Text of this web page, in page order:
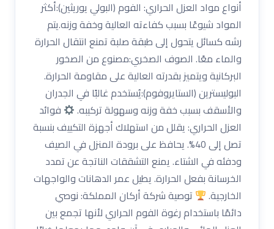
أنواع مواد العزل الحراري: الفوم (البولي يوريثين):أكثر
المواد شيوعًا بسبب كفاءته العالية وخفة وزنه.يتم
رشه كسائل يتحول إلى طبقة صلبة تمنع انتقال الحرارة
والماء معًا. الصوف الصخري:مصنوع من الصخور
البركانية ويتميز بقدرته العالية على مقاومة الحرارة.
البوليسترين (الستايروفوم):يُستخدم غالبًا في الجدران
والأسقف بسبب خفة وزنه وسهولة تركيبه.
فوائد
العزل الحراري: يقلل من استهلاك أجهزة التكييف بنسبة
تصل إلى 40%. يحافظ على برودة المنزل في الصيف
ودفئه في الشتاء. يمنع التشققات الناتجة عن تمدد
الخرسانة بفعل الحرارة. يطيل عمر الدهانات والواجهات
الخارجية.
توصية شركة أركان المملكة: نوصي
دائمًا باستخدام رغوة الفوم الحراري لأنها تجمع بين